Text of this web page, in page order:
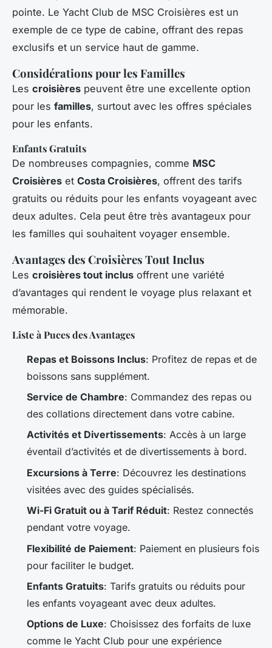
pointe. Le Yacht Club de MSC Croisières est un
exemple de ce type de cabine, offrant des repas
exclusifs et un service haut de gamme.
Considérations pour les Familles
Les croisières peuvent être une excellente option
pour les familles, surtout avec les offres spéciales
pour les enfants.
Enfants Gratuits
De nombreuses compagnies, comme MSC
Croisières et Costa Croisières, offrent des tarifs
gratuits ou réduits pour les enfants voyageant avec
deux adultes. Cela peut être très avantageux pour
les familles qui souhaitent voyager ensemble.
Avantages des Croisières Tout Inclus
Les croisières tout inclus offrent une variété
d’avantages qui rendent le voyage plus relaxant et
mémorable.
Liste à Puces des Avantages
Repas et Boissons Inclus: Profitez de repas et de
boissons sans supplément.
Service de Chambre: Commandez des repas ou
des collations directement dans votre cabine.
Activités et Divertissements: Accès à un large
éventail d’activités et de divertissements à bord.
Excursions à Terre: Découvrez les destinations
visitées avec des guides spécialisés.
Wi-Fi Gratuit ou à Tarif Réduit: Restez connectés
pendant votre voyage.
Flexibilité de Paiement: Paiement en plusieurs fois
pour faciliter le budget.
Enfants Gratuits: Tarifs gratuits ou réduits pour
les enfants voyageant avec deux adultes.
Options de Luxe: Choisissez des forfaits de luxe
comme le Yacht Club pour une expérience